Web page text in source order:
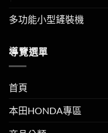
多功能小型鏟裝機
導覽選單
首頁
本田HONDA專區